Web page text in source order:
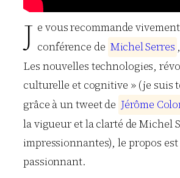
J e vous recommande
conférence de MichelSerres
Les nouvelles technologies,
culturelle et cognitive » (je suis
grâce à un tweet de Jérôme Colo
la vigueur et la clarté de Michel
impressionnantes), le propos
passionnant.